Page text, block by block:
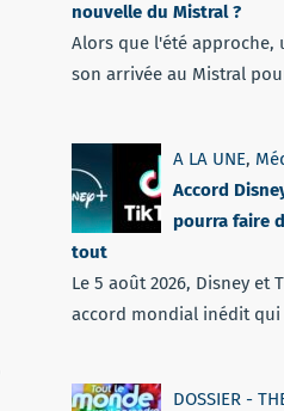
nouvelle du Mistral ?
Alors que l'été approche,
son arrivée au Mistral
A LA UNE,
Accord
pourra faire
tout
Le 5 août 2026, Disney et
accord mondial inédit qui
DOSSIER -